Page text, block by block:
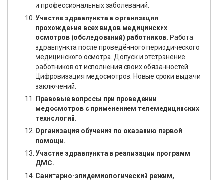
и профессиональных заболеваний.
Участие здравпункта в организации
прохождения всех видов медицинских
осмотров (обследований) работников. Работа
здравпункта после проведённого периодического
медицинского осмотра. Допуск и отстранение
работников от исполнения своих обязанностей.
Цифровизация медосмотров. Новые сроки выдачи
заключений.
Правовые вопросы при проведении
медосмотров с применением телемедицинских
технологий.
Организация обучения по оказанию первой
помощи.
Участие здравпункта в реализации программ
ДМС.
Санитарно-эпидемиологический режим,